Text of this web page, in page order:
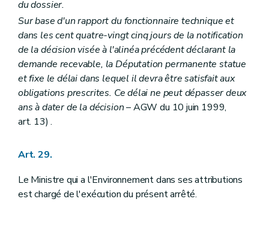
du dossier.
Sur base d'un rapport du fonctionnaire technique et
dans les cent quatre-vingt cinq jours de la notification
de la décision visée à l'alinéa précédent déclarant la
demande recevable, la Députation permanente statue
et fixe le délai dans lequel il devra être satisfait aux
obligations prescrites. Ce délai ne peut dépasser deux
ans à dater de la décision– AGW du 10 juin 1999,
art. 13) .
Art. 29.
Le Ministre qui a l'Environnement dans ses attributions
est chargé de l'exécution du présent arrêté.